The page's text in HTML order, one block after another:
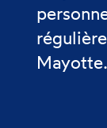
Mayotte.